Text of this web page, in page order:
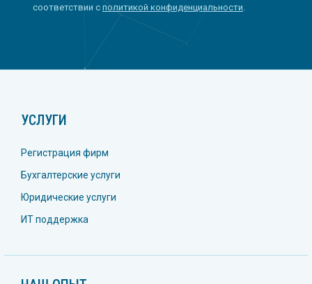
соответствии с политикой конфиденциальности
УСЛУГИ
Регистрация фирм
Бухгалтерские услуги
Юридические услуги
ИТ поддержка